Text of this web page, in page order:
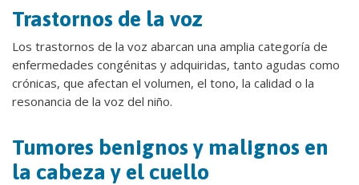
Trastornos de la voz
Los trastornos de la voz abarcan una amplia categoría de
enfermedades congénitas y adquiridas, tanto agudas como
crónicas, que afectan el volumen, el tono, la calidad o la
resonancia de la voz del niño.
Tumores benignos y malignos en
la cabeza y el cuello